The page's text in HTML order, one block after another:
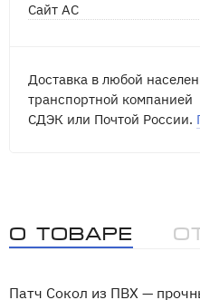
Сайт АС
Доставка в любой
транспортной компанией
СДЭК или Почтой России.
О товаре
Патч Сокол из ПВХ —